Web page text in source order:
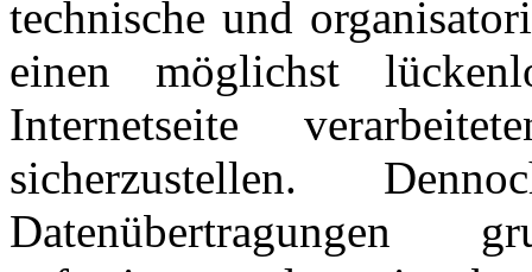
technische und
einen möglichst
Internetseite
sicherzustellen.
Datenübertragungen